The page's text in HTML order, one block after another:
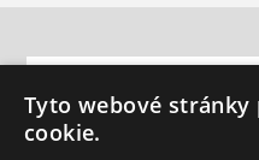
ZÁKAZNICKÁ PODPORA
Tyto webové
cookie.